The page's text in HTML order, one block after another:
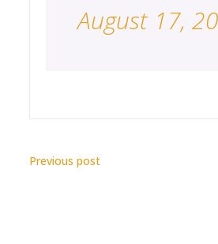
August 17,
Previous post